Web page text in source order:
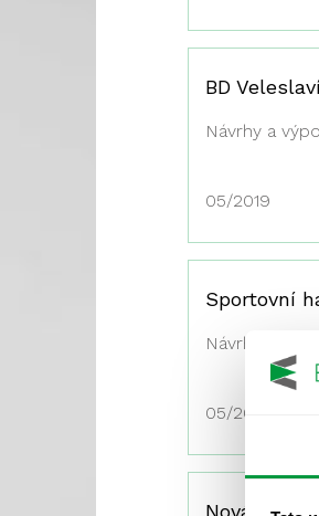
BD
Návrhy a
05/2019
Sportovní
Návrhy a
05/2019
Nová Role,